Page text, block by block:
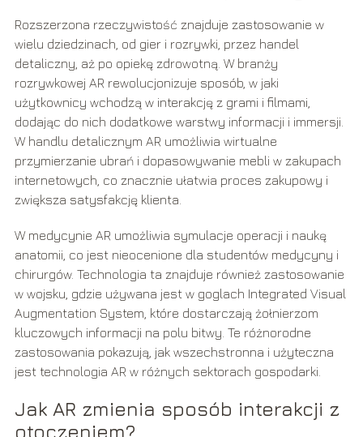
Rozszerzona rzeczywistość znajduje zastosowanie w
wielu dziedzinach, od gier i rozrywki, przez handel
detaliczny, aż po opiekę zdrowotną. W branży
rozrywkowej AR rewolucjonizuje sposób, w jaki
użytkownicy wchodzą w interakcję z grami i filmami,
dodając do nich dodatkowe warstwy informacji i immersji.
W handlu detalicznym AR umożliwia wirtualne
przymierzanie ubrań i dopasowywanie mebli w zakupach
internetowych, co znacznie ułatwia proces zakupowy i
zwiększa satysfakcję klienta.
W medycynie AR umożliwia symulacje operacji i naukę
anatomii, co jest nieocenione dla studentów medycyny i
chirurgów. Technologia ta znajduje również zastosowanie
w wojsku, gdzie używana jest w goglach Integrated Visual
Augmentation System, które dostarczają żołnierzom
kluczowych informacji na polu bitwy. Te różnorodne
zastosowania pokazują, jak wszechstronna i użyteczna
jest technologia AR w różnych sektorach gospodarki.
Jak AR zmienia sposób interakcji z
otoczeniem?